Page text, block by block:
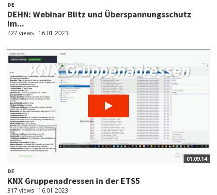
DE
DEHN: Webinar Blitz und Überspannungsschutz
im...
427 views 16.01.2023
01:09:14
DE
KNX Gruppenadressen in der ETS5
317 views 16.01.2023